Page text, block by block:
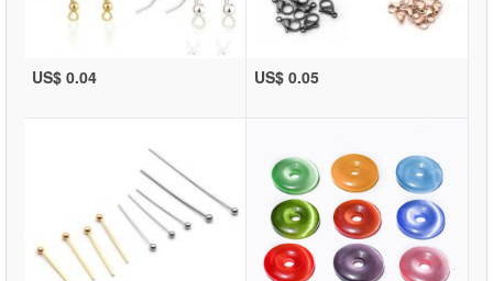
US$ 0.04 US$ 0.05